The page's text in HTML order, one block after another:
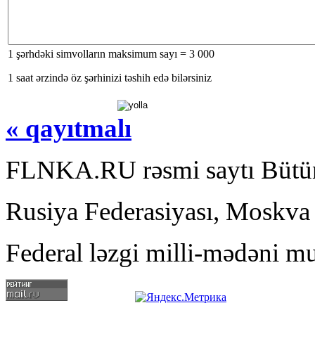
1 şərhdəki simvolların maksimum sayı = 3 000
1 saat ərzində öz şərhinizi təshih edə bilərsiniz
« qayıtmalı
FLNKA.RU rəsmi saytı
Rusiya Federasiyası,
Federal ləzgi milli-mədəni